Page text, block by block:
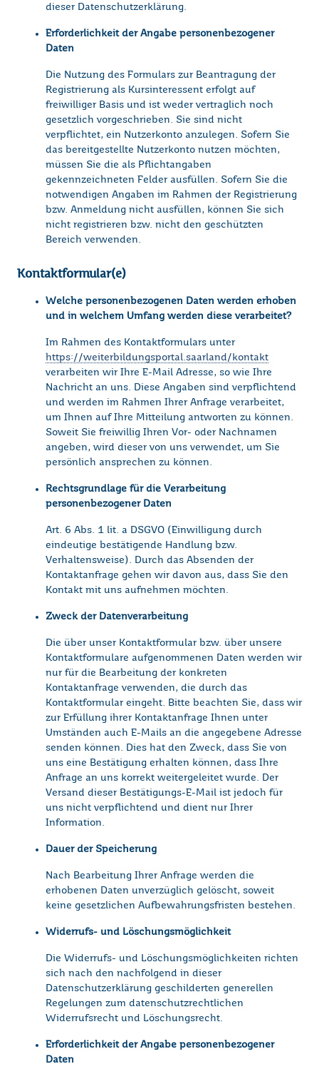
dieser Datenschutzerklärung.
Erforderlichkeit der Angabe personenbezogener
Daten
Die Nutzung des Formulars zur Beantragung der
Registrierung als Kursinteressent erfolgt auf
freiwilliger Basis und ist weder vertraglich noch
gesetzlich vorgeschrieben. Sie sind nicht
verpflichtet, ein Nutzerkonto anzulegen. Sofern Sie
das bereitgestellte Nutzerkonto nutzen möchten,
müssen Sie die als Pflichtangaben
gekennzeichneten Felder ausfüllen. Sofern Sie die
notwendigen Angaben im Rahmen der Registrierung
bzw. Anmeldung nicht ausfüllen, können Sie sich
nicht registrieren bzw. nicht den geschützten
Bereich verwenden.
Kontaktformular(e)
Welche personenbezogenen Daten werden erhoben
und in welchem Umfang werden diese verarbeitet?
Im Rahmen des Kontaktformulars unter
https://weiterbildungsportal.saarland/kontakt
verarbeiten wir Ihre E-Mail Adresse, so wie Ihre
Nachricht an uns. Diese Angaben sind verpflichtend
und werden im Rahmen Ihrer Anfrage verarbeitet,
um Ihnen auf Ihre Mitteilung antworten zu können.
Soweit Sie freiwillig Ihren Vor- oder Nachnamen
angeben, wird dieser von uns verwendet, um Sie
persönlich ansprechen zu können.
Rechtsgrundlage für die Verarbeitung
personenbezogener Daten
Art. 6 Abs. 1 lit. a DSGVO (Einwilligung durch
eindeutige bestätigende Handlung bzw.
Verhaltensweise). Durch das Absenden der
Kontaktanfrage gehen wir davon aus, dass Sie den
Kontakt mit uns aufnehmen möchten.
Zweck der Datenverarbeitung
Die über unser Kontaktformular bzw. über unsere
Kontaktformulare aufgenommenen Daten werden wir
nur für die Bearbeitung der konkreten
Kontaktanfrage verwenden, die durch das
Kontaktformular eingeht. Bitte beachten Sie, dass wir
zur Erfüllung ihrer Kontaktanfrage Ihnen unter
Umständen auch E-Mails an die angegebene Adresse
senden können. Dies hat den Zweck, dass Sie von
uns eine Bestätigung erhalten können, dass Ihre
Anfrage an uns korrekt weitergeleitet wurde. Der
Versand dieser Bestätigungs-E-Mail ist jedoch für
uns nicht verpflichtend und dient nur Ihrer
Information.
Dauer der Speicherung
Nach Bearbeitung Ihrer Anfrage werden die
erhobenen Daten unverzüglich gelöscht, soweit
keine gesetzlichen Aufbewahrungsfristen bestehen.
Widerrufs- und Löschungsmöglichkeit
Die Widerrufs- und Löschungsmöglichkeiten richten
sich nach den nachfolgend in dieser
Datenschutzerklärung geschilderten generellen
Regelungen zum datenschutzrechtlichen
Widerrufsrecht und Löschungsrecht.
Erforderlichkeit der Angabe personenbezogener
Daten
Loading...